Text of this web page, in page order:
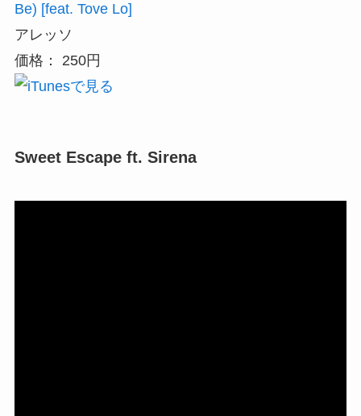
Be) [feat. Tove Lo]
アレッソ
価格： 250円
Sweet Escape ft. Sirena